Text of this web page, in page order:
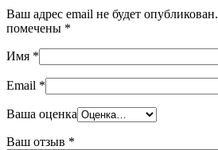
Ваш адрес email не будет опубликован.
помечены *
Имя *
Email *
Ваша оценка
Ваш отзыв *